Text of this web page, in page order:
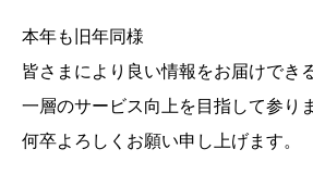
本年も旧年同様
皆さまにより良い情報をお届けでき
一層のサービス向上を目指して参り
何卒よろしくお願い申し上げます。